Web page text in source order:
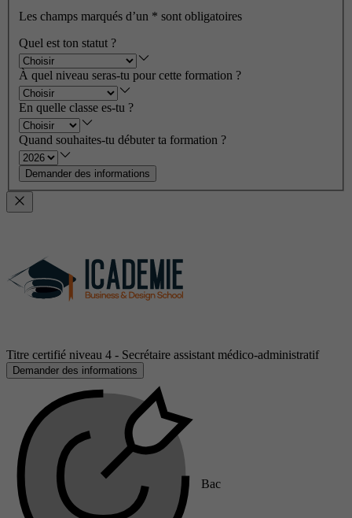
Les champs marqués d’un * sont obligatoires
Quel est ton statut ?
À quel niveau seras-tu pour cette formation ?
En quelle classe es-tu ?
Quand souhaites-tu débuter ta formation ?
Demander des informations
Titre certifié niveau 4 - Secrétaire assistant médico-administratif
Demander des informations
Bac